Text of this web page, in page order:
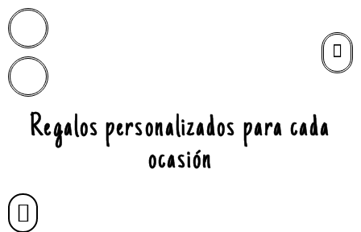
Regalos personalizados para cada
ocasión